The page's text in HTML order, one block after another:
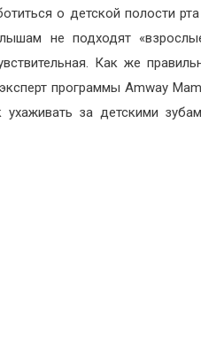
о детской полости
не подходят
Как же
программы Amway
за детскими